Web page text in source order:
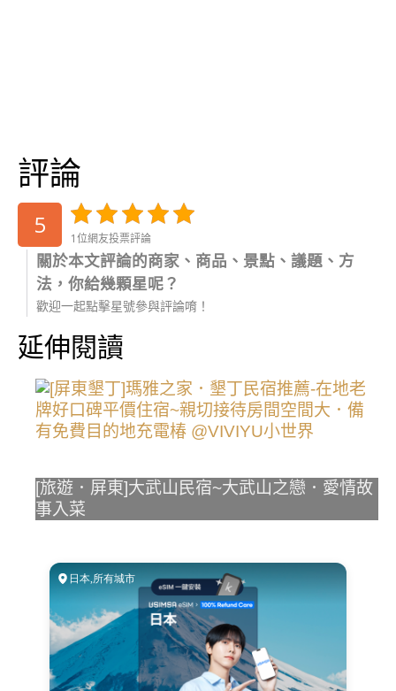
評論
5 1位網友投票評論
關於本文評論的商家、商品、景點、議題、方
法，你給幾顆星呢？
歡迎一起點擊星號參與評論唷！
延伸閱讀
[旅遊．屏東]大武山民宿~大武山之戀．愛情故
事入菜